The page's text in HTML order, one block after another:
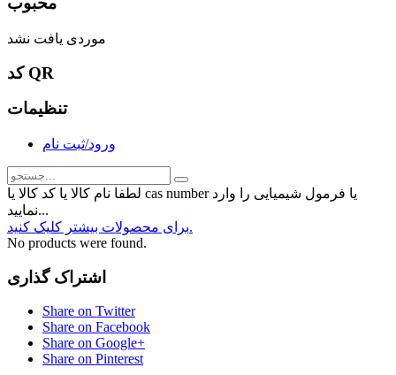
موردی یافت نشد
کد QR
تنظیمات
ورود/ثبت نام
لطفا نام کالا یا کد کالا یا cas number یا فرمول شیمیایی را وارد
نمایید...
برای محصولات بیشتر کلیک کنید.
No products were found.
اشتراک گذاری
Share on Twitter
Share on Facebook
Share on Google+
Share on Pinterest